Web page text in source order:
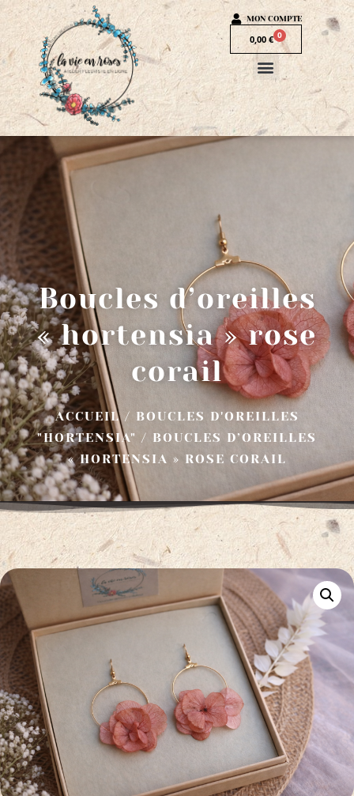
MON COMPTE
0,00 € 0
Boucles d’oreilles
« hortensia » rose
corail
ACCUEIL/ BOUCLES D'OREILLES
"HORTENSIA" / BOUCLES D’OREILLES
« HORTENSIA » ROSE CORAIL